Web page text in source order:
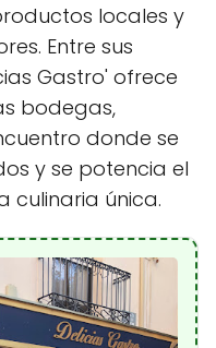
locales y
Entre sus
Gastro' ofrece
bodegas,
donde se
y se potencia el
culinaria única.